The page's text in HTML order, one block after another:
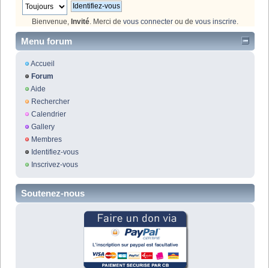
Bienvenue, Invité. Merci de vous connecter ou de vous inscrire.
Menu forum
Accueil
Forum
Aide
Rechercher
Calendrier
Gallery
Membres
Identifiez-vous
Inscrivez-vous
Soutenez-nous